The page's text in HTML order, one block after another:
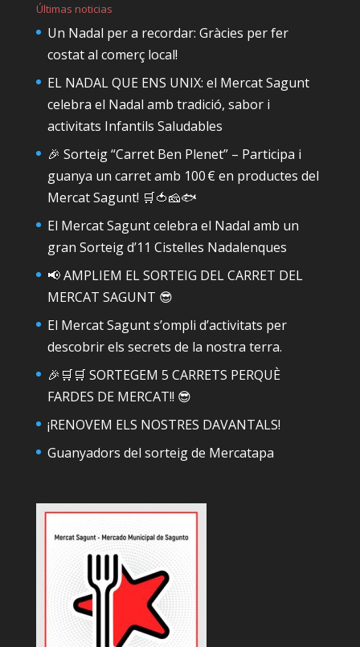
Últimas noticias
Un Nadal per a recordar: Gràcies per fer
costat al comerç local!
EL NADAL QUE ENS UNIX: el Mercat Sagunt
celebra el Nadal amb tradició, sabor i
activitats Infantils Saludables
🎉 Sorteig “Carret Ben Plenet” – Participa i
guanya un carret amb 100 € en productes del
Mercat Sagunt! 🛒🍅🧀🐟
El Mercat Sagunt celebra el Nadal amb un
gran Sorteig d’11 Cistelles Nadalenques
📢 AMPLIEM EL SORTEIG DEL CARRET DEL
MERCAT SAGUNT 😎
El Mercat Sagunt s’ompli d’activitats per
descobrir els secrets de la nostra terra.
🎉🛒🛒 SORTEGEM 5 CARRETS PERQUÈ
FARDES DE MERCAT!! 😎
¡RENOVEM ELS NOSTRES DAVANTALS!
Guanyadors del sorteig de Mercatapa